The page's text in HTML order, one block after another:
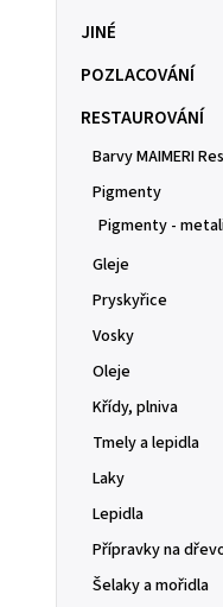
JINÉ
POZLACOVÁNÍ
RESTAUROVÁNÍ
Barvy MAIMERI
Pigmenty
Pigmenty -
Gleje
Pryskyřice
Vosky
Oleje
Křídy, plniva
Tmely a lepidla
Laky
Lepidla
Přípravky na
Šelaky a mořidla